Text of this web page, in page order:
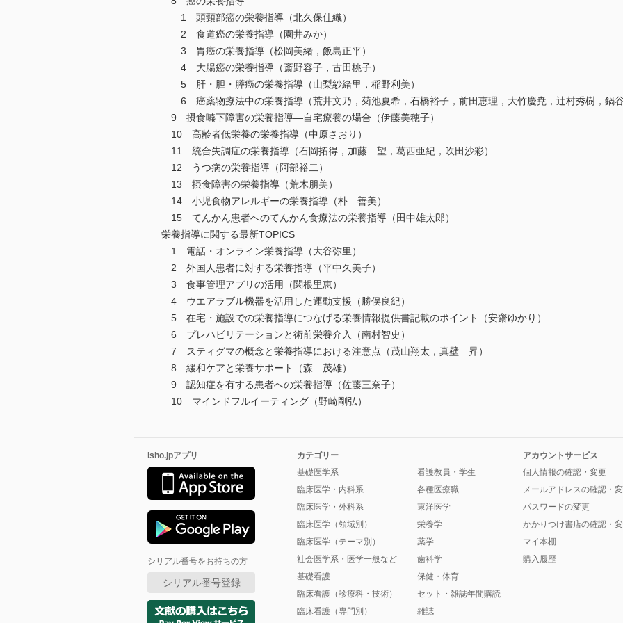
1 頭頸部癌の栄養指導（北久保佳織）
2 食道癌の栄養指導（園井みか）
3 胃癌の栄養指導（松岡美緒，飯島正平）
4 大腸癌の栄養指導（斎野容子，古田桃子）
5 肝・胆・膵癌の栄養指導（山梨紗緒里，稲野利美）
6 癌薬物療法中の栄養指導（荒井文乃，菊池夏希，石橋裕子，前田恵理，大竹慶尭，辻村秀樹，鍋
9 摂食嚥下障害の栄養指導―自宅療養の場合（伊藤美穂子）
10 高齢者低栄養の栄養指導（中原さおり）
11 統合失調症の栄養指導（石岡拓得，加藤 望，葛西亜紀，吹田沙彩）
12 うつ病の栄養指導（阿部裕二）
13 摂食障害の栄養指導（荒木朋美）
14 小児食物アレルギーの栄養指導（朴 善美）
15 てんかん患者へのてんかん食療法の栄養指導（田中雄太郎）
栄養指導に関する最新TOPICS
1 電話・オンライン栄養指導（大谷弥里）
2 外国人患者に対する栄養指導（平中久美子）
3 食事管理アプリの活用（関根里恵）
4 ウエアラブル機器を活用した運動支援（勝俣良紀）
5 在宅・施設での栄養指導につなげる栄養情報提供書記載のポイント（安齋ゆかり）
6 プレハビリテーションと術前栄養介入（南村智史）
7 スティグマの概念と栄養指導における注意点（茂山翔太，真壁 昇）
8 緩和ケアと栄養サポート（森 茂雄）
9 認知症を有する患者への栄養指導（佐藤三奈子）
10 マインドフルイーティング（野崎剛弘）
isho.jpアプリ
シリアル番号をお持ちの方
シリアル番号登録
カテゴリー
基礎医学系
臨床医学・内科系
臨床医学・外科系
臨床医学（領域別）
臨床医学（テーマ別）
社会医学系・医学一般など
基礎看護
臨床看護（診療科・技術）
臨床看護（専門別）
看護教員・学生
各種医療職
東洋医学
栄養学
薬学
歯科学
保健・体育
セット・雑誌年間購読
雑誌
アカウントサービス
個人情報の確認・変更
メールアドレスの確認・
パスワードの変更
かかりつけ書店の確認・
マイ本棚
購入履歴